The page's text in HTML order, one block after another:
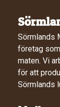
Sörmlands
företag
maten. Vi
för att
Sörmlands